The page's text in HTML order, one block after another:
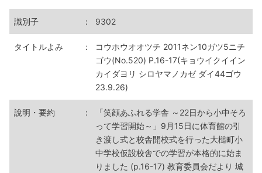
識別子 ： 9302
タイトルよみ ：
コウホウオオツチ 2011ネン10ガツ5ニチ
ゴウ(No.520) P.16-17(キョウイクイイン
カイダヨリ シロヤマノカゼ ダイ44ゴウ
23.9.26)
說明・要約 ：
「笑顔あふれる学舎 ～22日から小中そろ
って学習開始～」9月15日に体育館の引
き渡し式と校舎開校式を行った大槌町小
中学校仮設校舎での学習が本格的に始ま
りました (p.16-17) 教育委員会だより 城